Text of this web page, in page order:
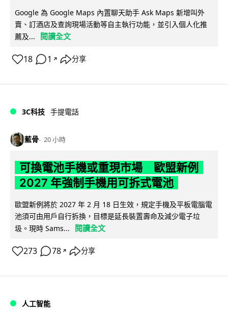
Google 為 Google Maps 內置聊天助手 Ask Maps 新增叫外
賣、訂酒店及查詢現場活動等自主執行功能，並引入個人化推
薦及...
閱讀全文
18 1 ↗ 分享
3C科技 手提電話
藍骨 20 小時
可換電池手機或重現市場 歐盟新例
2027 年強制手機用可拆式電池
歐盟新例將於 2027 年 2 月 18 日生效，規定手機及平板電腦電
池須可由用戶自行拆換，目標是延長裝置壽命及減少電子垃
圾。現時 Sams...
閱讀全文
273 78 ↗ 分享
人工智能